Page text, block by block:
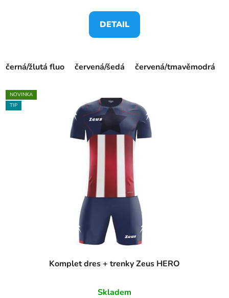
DETAIL
černá/žlutá fluo červená/šedá červená/tmavěmodrá
NOVINKA
TIP
Komplet dres + trenky Zeus HERO
Skladem